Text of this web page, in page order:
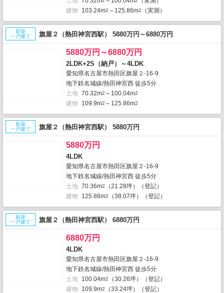
建物
103.24m2 ～125.86m2 （実測）
新築
一戸建て
旗屋２（熱田神宮西駅） 5880万円～6880万円
5880万円～6880万円
2LDK+2S（納戸）～4LDK
愛知県名古屋市熱田区旗屋２-16-9
地下鉄名城線/熱田神宮西 徒歩5分
土地 70.32m2 ～100.04m2
建物 109.9m2 ～125.86m2
新築
一戸建て
旗屋２（熱田神宮西駅） 5880万円
5880万円
4LDK
愛知県名古屋市熱田区旗屋２-16-9
地下鉄名城線/熱田神宮西 徒歩5分
土地 70.36m2
（21.28坪）（登記）
建物
125.86m2 （38.07坪）（登記）
新築
一戸建て
旗屋２（熱田神宮西駅） 6880万円
6880万円
4LDK
愛知県名古屋市熱田区旗屋２-16-9
地下鉄名城線/熱田神宮西 徒歩5分
土地 100.04m2
（30.26坪）（登記）
建物
109.9m2 （33.24坪）（登記）